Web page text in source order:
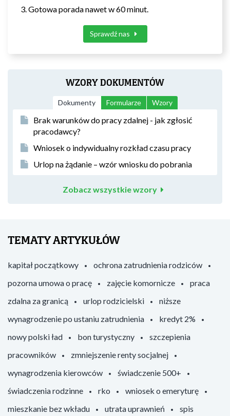
Gotowa porada nawet w 60 minut.
Sprawdź nas
WZORY DOKUMENTÓW
Dokumenty Formularze Wzory
Brak warunków do pracy zdalnej - jak zgłosić
pracodawcy?
Wniosek o indywidualny rozkład czasu pracy
Urlop na żądanie – wzór wniosku do pobrania
Zobacz wszystkie wzory
TEMATY ARTYKUŁÓW
kapitał początkowy
ochrona zatrudnienia rodziców
pozorna umowa o pracę
zajęcie komornicze
praca
zdalna za granicą
urlop rodzicielski
niższe
wynagrodzenie po ustaniu zatrudnienia
kredyt 2%
nowy polski ład
bon turystyczny
szczepienia
pracowników
zmniejszenie renty socjalnej
wynagrodzenia kierowców
świadczenie 500+
świadczenia rodzinne
rko
wniosek o emeryturę
mieszkanie bez wkładu
utrata uprawnień spis